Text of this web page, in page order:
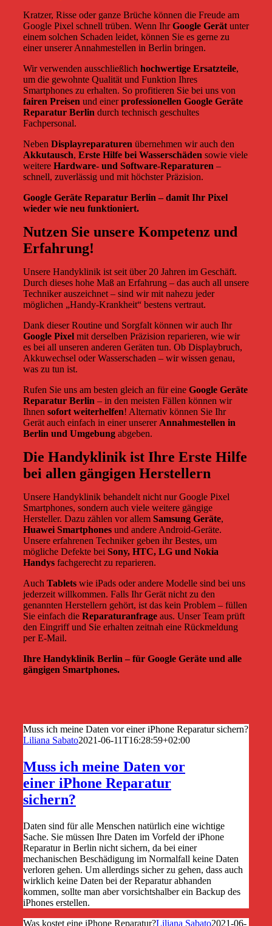
Kratzer, Risse oder ganze Brüche können die Freude am
Google Pixel schnell trüben. Wenn IhrGoogle Gerätunter
einem solchen Schaden leidet, können Sie es gerne zu
einer unserer Annahmestellen in Berlin bringen.
Wir verwenden ausschließlich hochwertige Ersatzteile,
um die gewohnte Qualität und Funktion Ihres
Smartphones zu erhalten. So profitieren Sie bei uns von
fairen Preisen und einerprofessionellen Google Geräte
Reparatur Berlin durch technisch geschultes
Fachpersonal.
Neben Displayreparaturen übernehmen wir auch den
Akkutausch, Erste Hilfe bei Wasserschäden sowie viele
weitere Hardware- und Software-Reparaturen –
schnell, zuverlässig und mit höchster Präzision.
Google Geräte Reparatur Berlin – damit Ihr Pixel
wieder wie neu funktioniert.
Nutzen Sie unsere Kompetenz und
Erfahrung!
Unsere Handyklinik ist seit über 20 Jahren im Geschäft.
Durch dieses hohe Maß an Erfahrung – das auch all unsere
Techniker auszeichnet – sind wir mit nahezu jeder
möglichen „Handy-Krankheit“ bestens vertraut.
Dank dieser Routine und Sorgfalt können wir auch Ihr
Google Pixelmit derselben Präzision reparieren, wie wir
es bei all unseren anderen Geräten tun. Ob Displaybruch,
Akkuwechsel oder Wasserschaden – wir wissen genau,
was zu tun ist.
Rufen Sie uns am besten gleich an für eine Google Geräte
Reparatur Berlin – in den meisten Fällen können wir
Ihnen sofort weiterhelfen! Alternativ können Sie Ihr
Gerät auch einfach in einer unserer Annahmestellen in
Berlin und Umgebungabgeben.
Die Handyklinik ist Ihre Erste Hilfe
bei allen gängigen Herstellern
Unsere Handyklinik behandelt nicht nur Google Pixel
Smartphones, sondern auch viele weitere gängige
Hersteller. Dazu zählen vor allem Samsung Geräte,
Huawei Smartphonesund andere Android-Geräte.
Unsere erfahrenen Techniker geben ihr Bestes, um
mögliche Defekte bei Sony, HTC, LG und Nokia
Handysfachgerecht zu reparieren.
Auch Tabletswie iPads oder andere Modelle sind bei uns
jederzeit willkommen. Falls Ihr Gerät nicht zu den
genannten Herstellern gehört, ist das kein Problem – füllen
Sie einfach die Reparaturanfrageaus. Unser Team prüft
den Eingriff und Sie erhalten zeitnah eine Rückmeldung
per E-Mail.
Ihre Handyklinik Berlin – für Google Geräte und alle
gängigen Smartphones.
Muss ich meine Daten vor einer iPhone Reparatur sichern?
Liliana Sabato2021-06-11T16:28:59+02:00
Muss ich meine Daten vor
einer iPhone Reparatur
sichern?
Daten sind für alle Menschen natürlich eine wichtige
Sache. Sie müssen Ihre Daten im Vorfeld der iPhone
Reparatur in Berlin nicht sichern, da bei einer
mechanischen Beschädigung im Normalfall keine Daten
verloren gehen. Um allerdings sicher zu gehen, dass auch
wirklich keine Daten bei der Reparatur abhanden
kommen, sollte man aber vorsichtshalber ein Backup des
iPhones erstellen.
Was kostet eine iPhone Reparatur?Liliana Sabato2021-06-